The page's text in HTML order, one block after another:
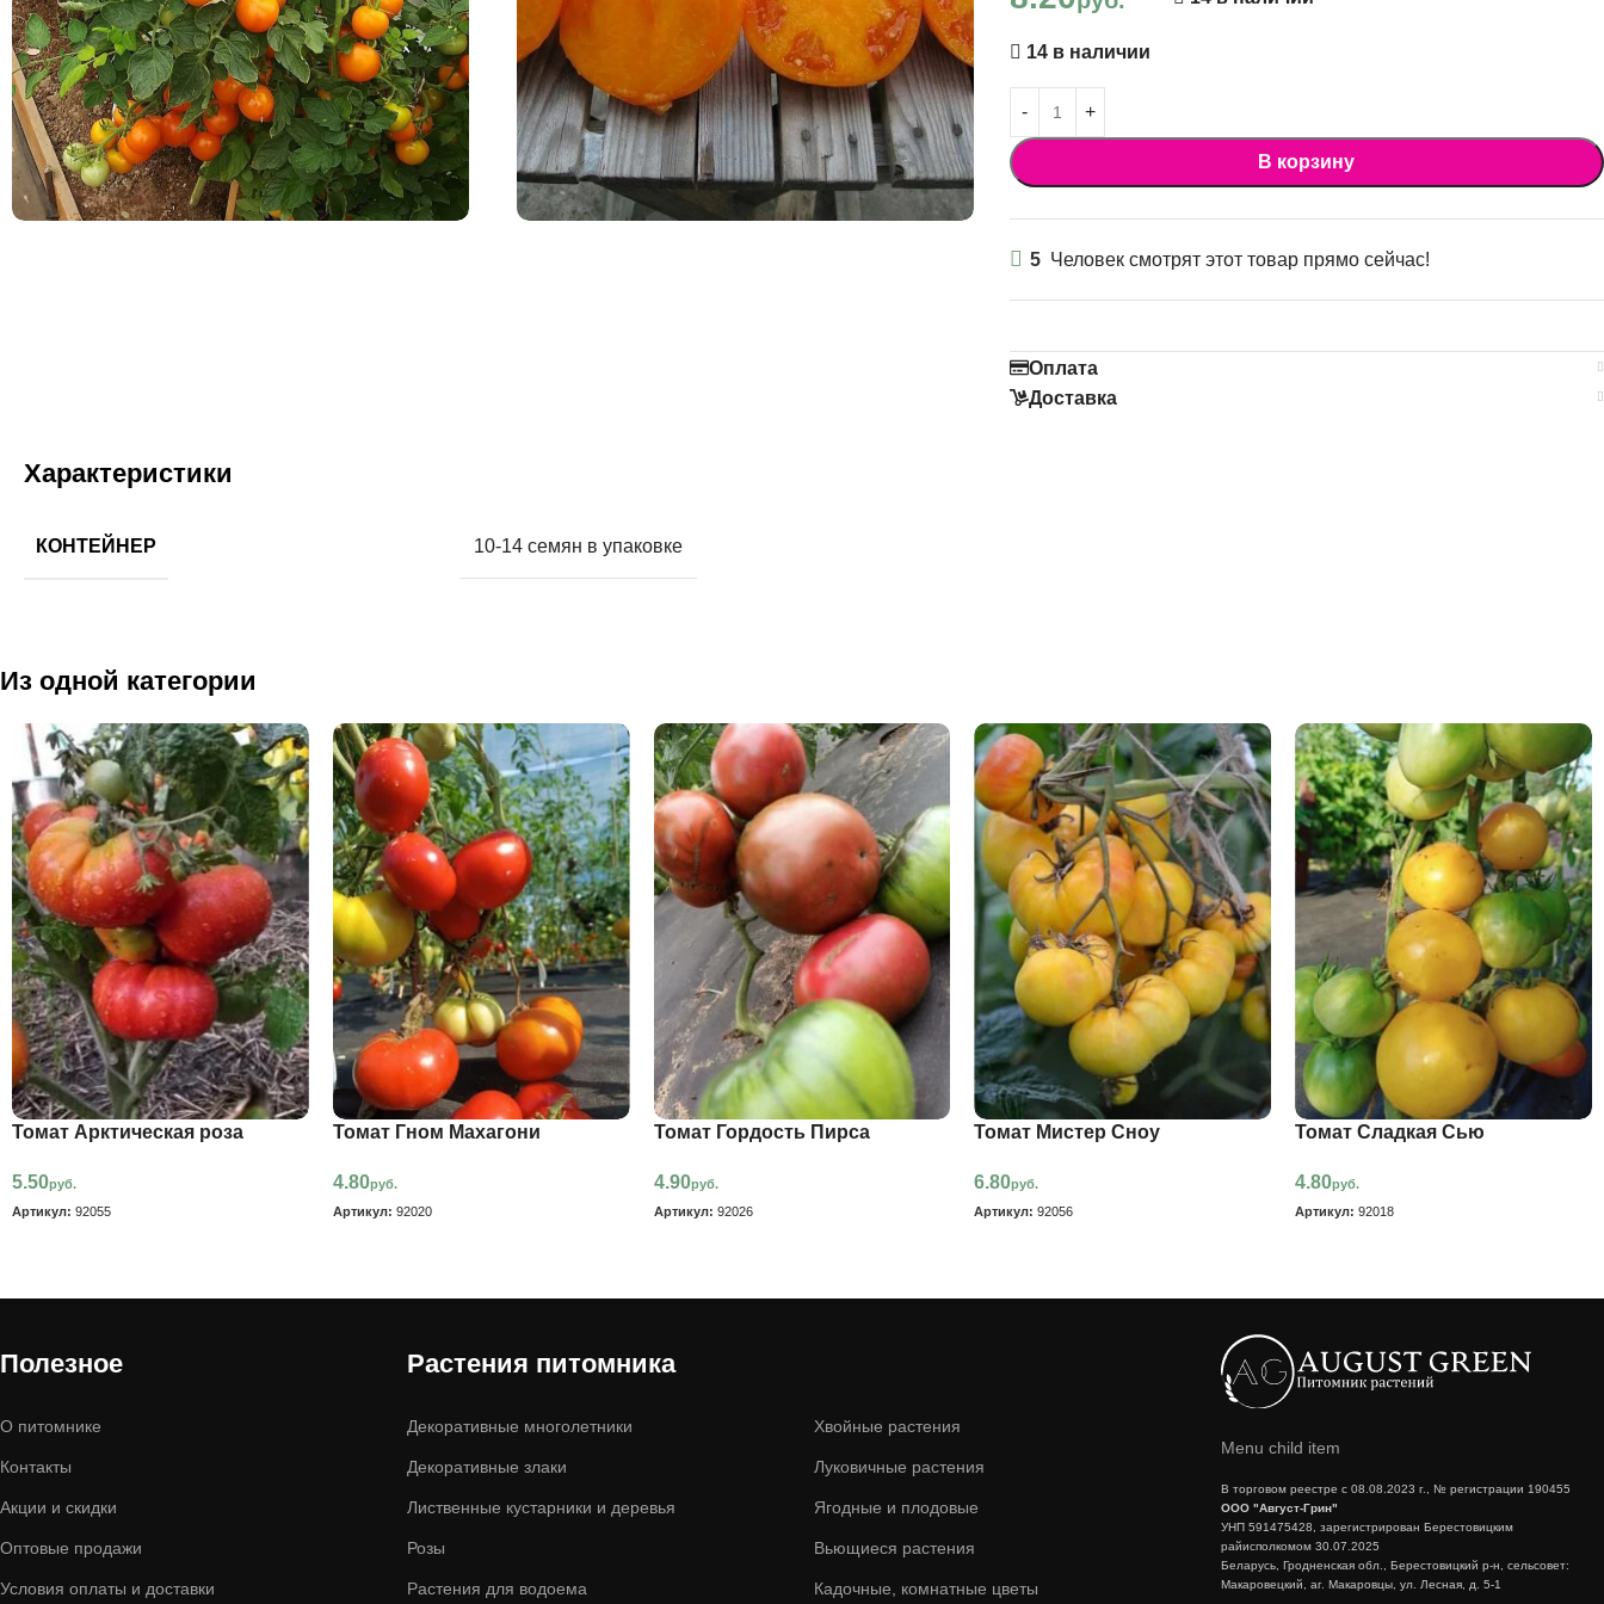
14 в наличии
В корзину
5 Человек смотрят этот товар прямо сейчас!
Оплата
Доставка
Характеристики
КОНТЕЙНЕР 10-14 семян в упаковке
Из одной категории
Томат Арктическая роза
5.50руб.
Артикул: 92055
Томат Гном Махагони
4.80руб.
Артикул: 92020
Томат Гордость Пирса
4.90руб.
Артикул: 92026
Томат Мистер Сноу
6.80руб.
Артикул:92056
Томат Сладкая Сью
4.80руб.
Артикул:92018
Полезное
О питомнике
Контакты
Акции и скидки
Оптовые продажи
Условия оплаты и доставки
Растения питомника
Декоративные многолетники
Декоративные злаки
Лиственные кустарники и деревья
Розы
Растения для водоема
Хвойные растения
Луковичные растения
Ягодные и плодовые
Вьющиеся растения
Кадочные, комнатные цветы
Menu child item
В торговом реестре с 08.08.2023 г., № регистрации 190455
ООО "Август-Грин"
УНП 591475428, зарегистрирован Берестовицким
райисполкомом 30.07.2025
Беларусь, Гродненская обл., Берестовицкий р-н, сельсовет:
Макаровецкий, аг. Макаровцы, ул. Лесная, д. 5-1